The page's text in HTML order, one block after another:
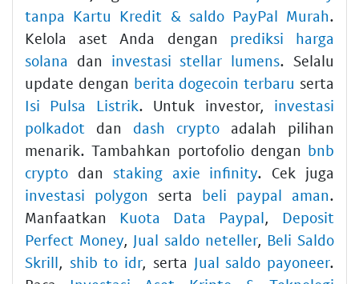
tanpa Kartu Kredit & saldo PayPal Murah.
Kelola aset Anda dengan prediksi harga
solana dan investasi stellar lumens. Selalu
update dengan berita dogecoin terbaru serta
Isi Pulsa Listrik. Untuk investor, investasi
polkadot dan dash crypto adalah pilihan
menarik. Tambahkan portofolio dengan bnb
crypto dan staking axie infinity. Cek juga
investasi polygon serta beli paypal aman.
Manfaatkan Kuota Data Paypal, Deposit
Perfect Money, Jual saldo neteller, Beli Saldo
Skrill, shib to idr, serta Jual saldo payoneer.